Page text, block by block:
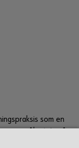
som en
som målsetning å